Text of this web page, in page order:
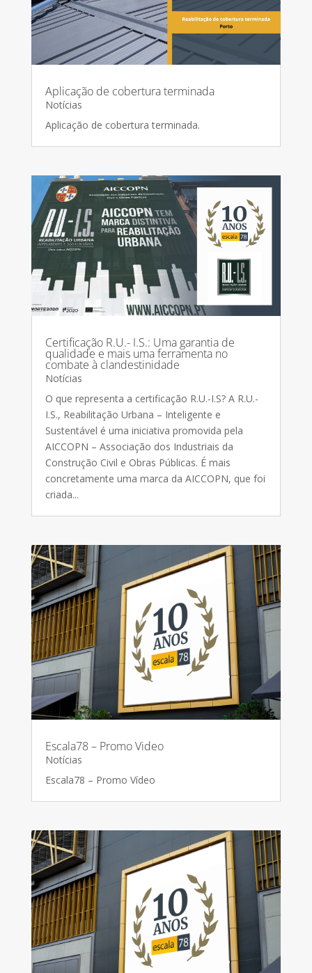
Aplicação de cobertura terminada
Notícias
Aplicação de cobertura terminada.
Certificação R.U.- I.S.: Uma garantia de
qualidade e mais uma ferramenta no
combate à clandestinidade
Notícias
O que representa a certificação R.U.-I.S? A R.U.-
I.S., Reabilitação Urbana – Inteligente e
Sustentável é uma iniciativa promovida pela
AICCOPN – Associação dos Industriais da
Construção Civil e Obras Públicas. É mais
concretamente uma marca da AICCOPN, que foi
criada...
Escala78 – Promo Video
Notícias
Escala78 – Promo Vídeo